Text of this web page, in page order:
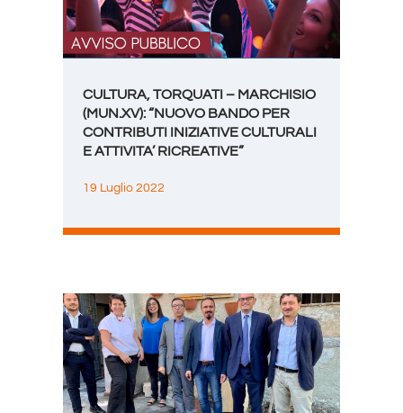
CULTURA, TORQUATI – MARCHISIO
(MUN.XV): “NUOVO BANDO PER
CONTRIBUTI INIZIATIVE CULTURALI
E ATTIVITA’ RICREATIVE”
19 Luglio 2022